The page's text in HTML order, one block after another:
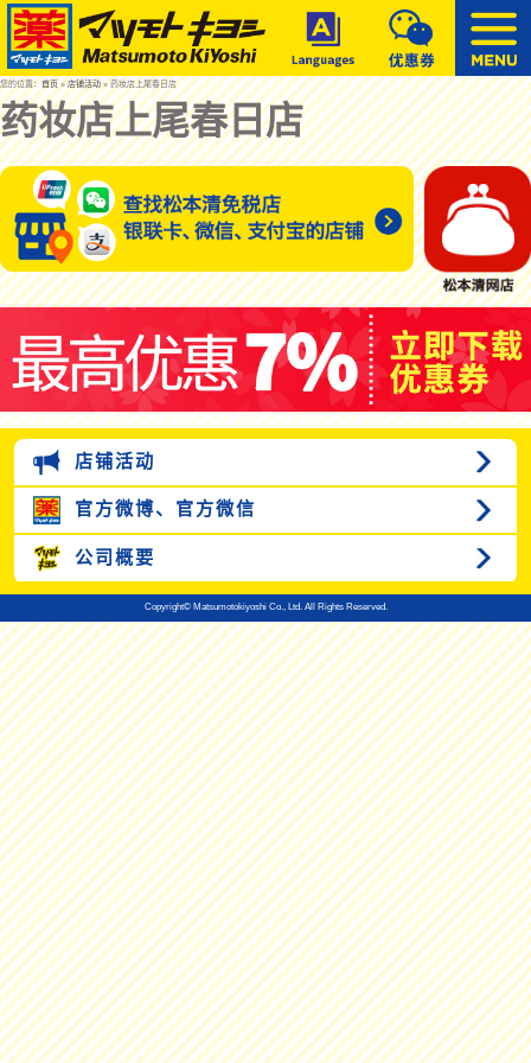
您的位置：首页»店铺活动» 药妆店上尾春日店
药妆店上尾春日店
店铺活动
官方微博、 官方微信
公司概要
Copyright© Matsumotokiyoshi Co., Ltd. All Rights Reserved.